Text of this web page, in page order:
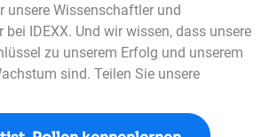
unsere Wissenschaftler und
IDEXX. Und wir wissen, dass unsere
zu unserem Erfolg und unserem
sind. Teilen Sie unsere